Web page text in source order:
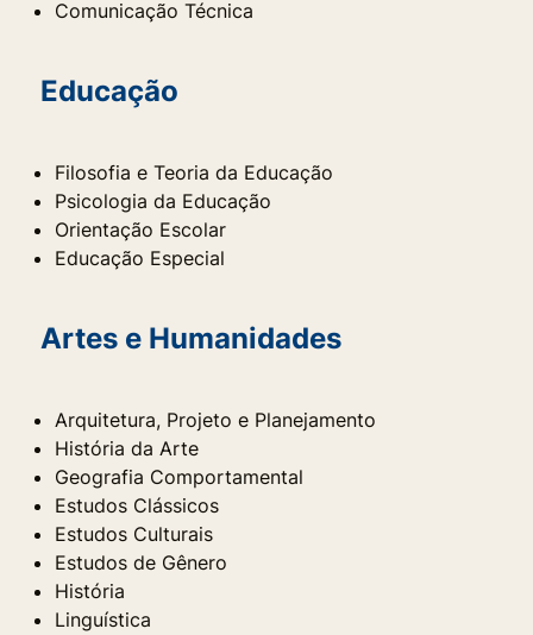
Comunicação Técnica
Educação
Filosofia e Teoria da Educação
Psicologia da Educação
Orientação Escolar
Educação Especial
Artes e Humanidades
Arquitetura, Projeto e Planejamento
História da Arte
Geografia Comportamental
Estudos Clássicos
Estudos Culturais
Estudos de Gênero
História
Linguística